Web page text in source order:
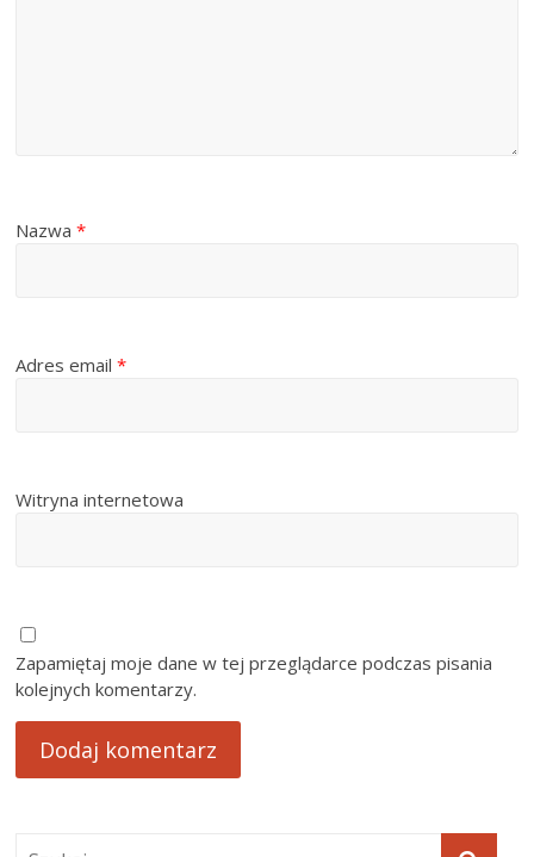
Nazwa*
Adres email*
Witryna internetowa
Zapamiętaj moje dane w tej przeglądarce podczas pisania
kolejnych komentarzy.